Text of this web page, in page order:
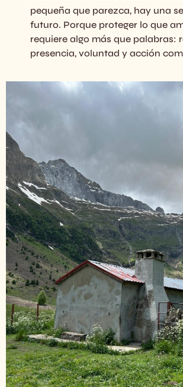
pequeña que parezca, hay una
futuro. Porque proteger lo que
requiere algo más que palabras:
presencia, voluntad y acción